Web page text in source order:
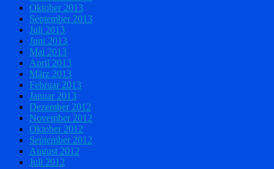
Oktober 2013
September 2013
Juli 2013
Juni 2013
Mai 2013
April 2013
März 2013
Februar 2013
Januar 2013
Dezember 2012
November 2012
Oktober 2012
September 2012
August 2012
Juli 2012